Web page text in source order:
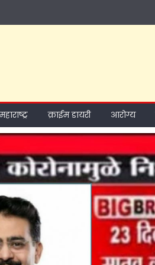
महाराष्ट्र क्राईम डायरी आरोग्य